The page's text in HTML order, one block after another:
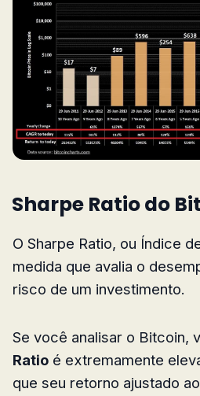
Sharpe Ratio do
O Sharpe Ratio, ou Índice
medida que avalia o
risco de um investimento.
Se você analisar o Bitcoin,
Ratio é extremamente
que seu retorno ajustado